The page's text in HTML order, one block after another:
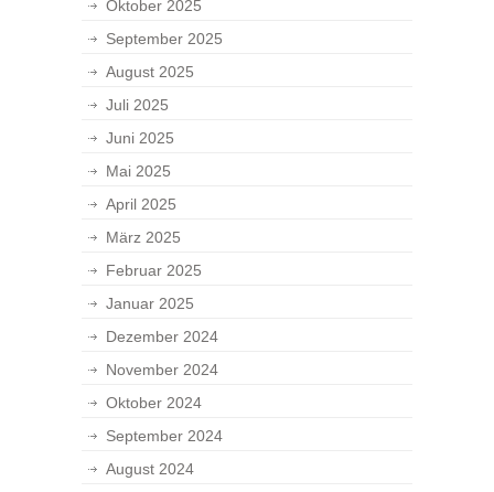
Oktober 2025
September 2025
August 2025
Juli 2025
Juni 2025
Mai 2025
April 2025
März 2025
Februar 2025
Januar 2025
Dezember 2024
November 2024
Oktober 2024
September 2024
August 2024